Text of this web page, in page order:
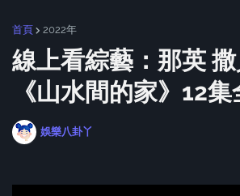
首頁 2022年
線上看綜藝：那英
《山水間的家》12集
娛樂八卦丫